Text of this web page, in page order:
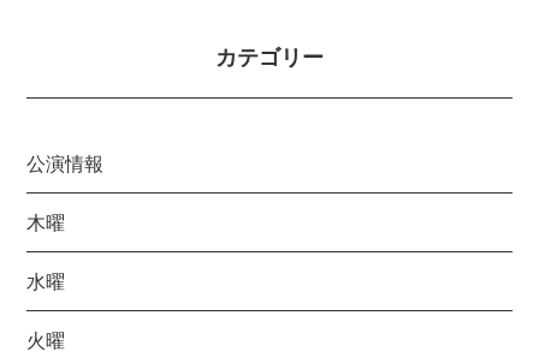
カテゴリー
公演情報
木曜
水曜
火曜